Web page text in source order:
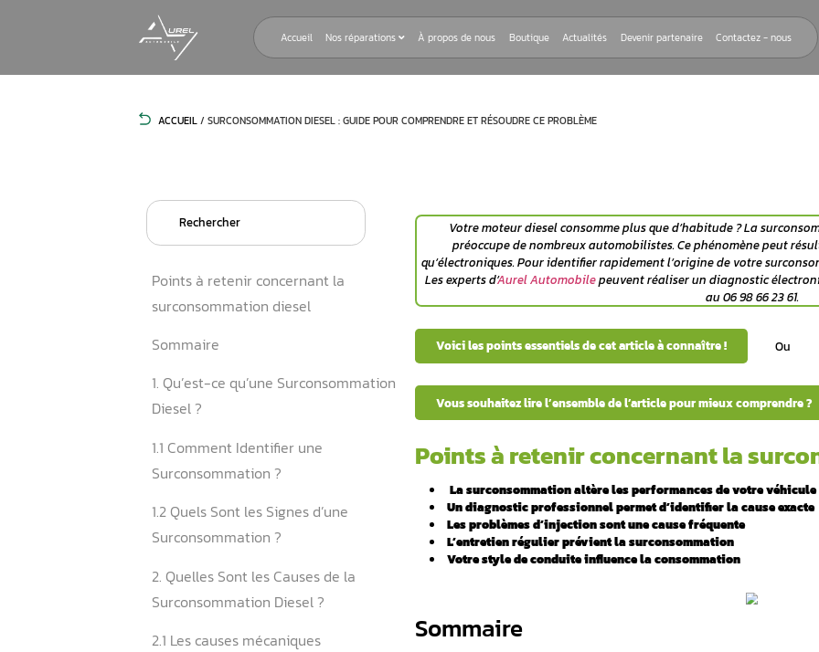
Accueil Nos réparations À propos de nous Boutique Actualités Devenir
Points à retenir concernant la
surconsommation diesel
1. Qu’est-ce qu’une Surconsommation
Diesel ?
Surconsommation ?
1.2 Quels Sont les Signes d’une
Votremoteur dieselconsomme plus
préoccupe de nombreux
qu’électroniques. Pour identifier
Les experts d’Aurel Automobile
peuvent
Vous souhaitez lire l’ensemble de
Points à retenir
La surconsommation altère les